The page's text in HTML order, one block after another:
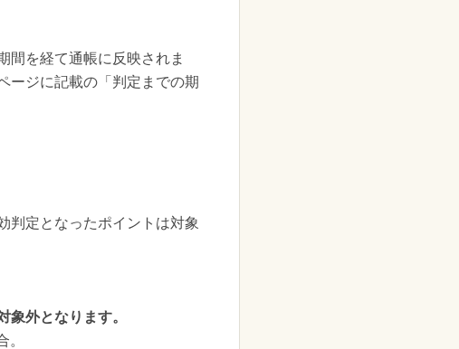
間を経て通帳に反映されま
ージに記載の「判定までの期
判定となったポイントは対象
象外となります。
。